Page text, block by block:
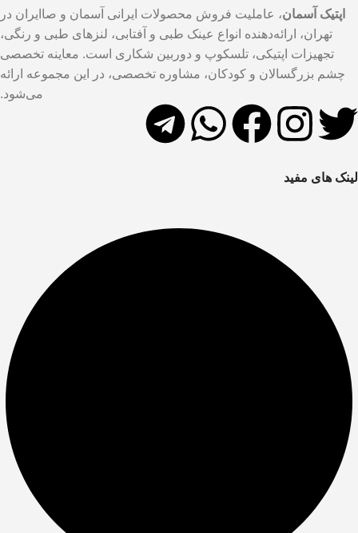
اپتیک آسمان، عاملیت فروش محصولات ایرانی آسمان و صاایران در
تهران، ارائه‌دهنده انواع عینک طبی و آفتابی، لنزهای طبی و رنگی،
تجهیزات اپتیکی، تلسکوپ و دوربین شکاری است. معاینه تخصصی
چشم بزرگسالان و کودکان، مشاوره تخصصی، در این مجموعه ارائه
می‌شود.
لینک های مفید